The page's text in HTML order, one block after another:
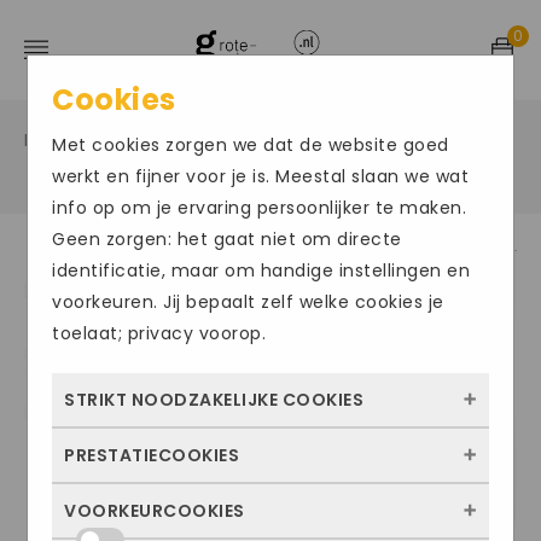
0
Home / Grote maten herenschoenen / Hoog sportief
ACTIE
Cookies
Met cookies zorgen we dat de website goed
werkt en fijner voor je is. Meestal slaan we wat
info op om je ervaring persoonlijker te maken.
Geen zorgen: het gaat niet om directe
identificatie, maar om handige instellingen en
voorkeuren. Jij bepaalt zelf welke cookies je
toelaat; privacy voorop.
STRIKT NOODZAKELIJKE COOKIES
Deze cookies zorgen ervoor dat de website
kunnen niet worden uitgezet. Meestal
PRESTATIECOOKIES
Met deze cookies zien we hoe vaak onze
VOORKEURCOOKIES